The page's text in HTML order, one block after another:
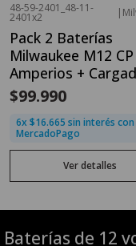
Agotado
48-59-2401_48-11-
2401x2 |
Pack 2 Baterías
Milwaukee M12
Amperios +
$99.990
6x $16.665 sin interés con
MercadoPago
Ver detalles
Baterías de 12